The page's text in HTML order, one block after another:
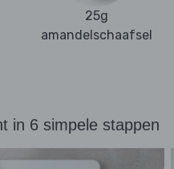
25g
amandelschaafsel
in 6 simpele stappen